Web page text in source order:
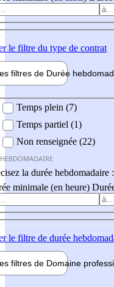
le filtre du type de contrat
filtres de Durée hebdo
Temps plein (7)
Temps partiel (1)
Non renseignée (22)
la durée hebdomadaire :
minimale (en heure)
le filtre de durée
filtres de Domaine pro